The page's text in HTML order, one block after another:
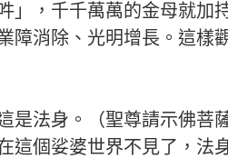
」，千千萬萬的金母就
障消除、光明增長。這
是法身。（聖尊請示佛
這個娑婆世界不見了，法